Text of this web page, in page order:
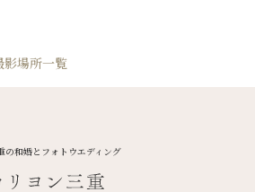
影場所一覧
の和婚とフォトウエディング